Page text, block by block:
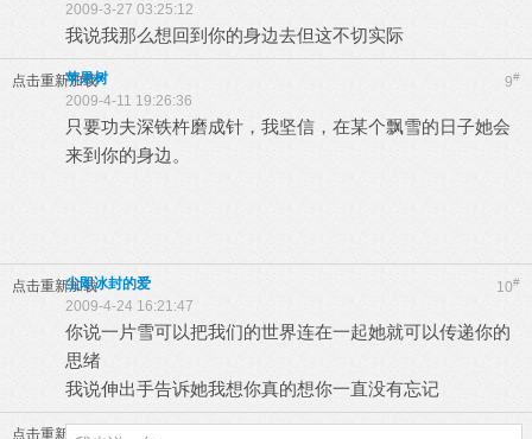
2009-3-27 03:25:12
我说我那么想回到你的身边去但这不切实际
点击重新加载 9#
苹果树
2009-4-11 19:26:36
只要功夫深铁杵磨成针，我坚信，在某个飘雪的日子她会
来到你的身边。
点击重新加载 10#
尘即冰封的爱
2009-4-24 16:21:47
你说一片雪可以把我们的世界连在一起她就可以传递你的
思绪
我说伸出手告诉她我想你真的想你一直没有忘记
点击重新加载